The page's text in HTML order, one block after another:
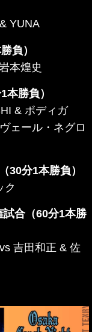
YUNA
負）
本煌史
勝負）
& ボディガ
ェール・ネグロ
分1本勝負）
ク
合（60分1本勝
vs 吉田和正 & 佐